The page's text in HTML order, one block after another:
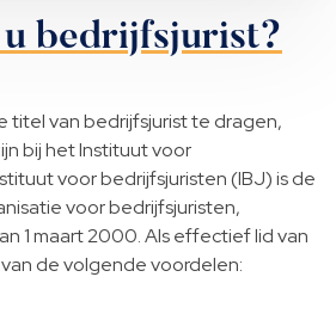
bedrijfsjurist?
titel van bedrijfsjurist te dragen,
bij het Instituut voor
voor bedrijfsjuristen (IBJ) is de
voor bedrijfsjuristen,
1 maart 2000. Als effectief lid van
de volgende voordelen: